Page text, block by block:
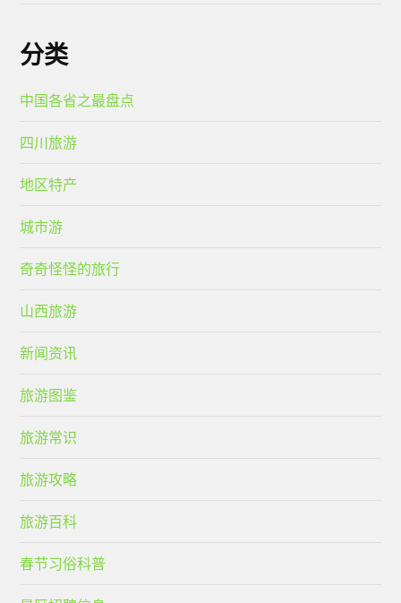
分类
中国各省之最盘点
四川旅游
地区特产
城市游
奇奇怪怪的旅行
山西旅游
新闻资讯
旅游图鉴
旅游常识
旅游攻略
旅游百科
春节习俗科普